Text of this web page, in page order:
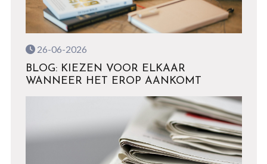
26-06-2026
BLOG: KIEZEN VOOR ELKAAR
WANNEER HET EROP AANKOMT